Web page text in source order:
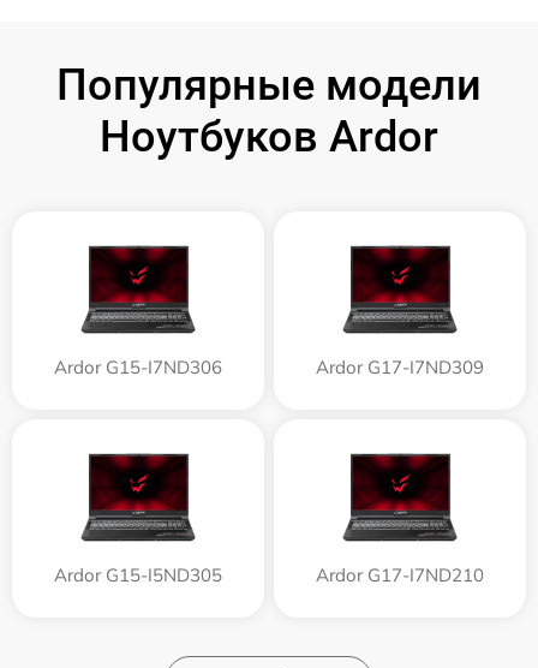
Популярные модели
Ноутбуков Ardor
Ardor G15-I7ND306 Ardor G17-I7ND309
Ardor G15-I5ND305 Ardor G17-I7ND210